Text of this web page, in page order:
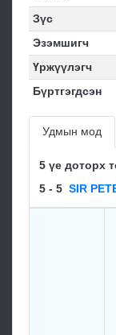
Зүс
Эзэмшигч
Үржүүлэгч
Бүртгэгдсэн
Удмын мод
5 үе доторх
5 - 5 SIR